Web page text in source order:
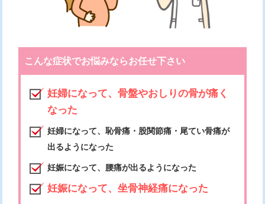
こんな症状でお悩みならお任せ下さい
妊婦になって、骨盤やおしりの骨が痛く
なった
妊婦になって、恥骨痛・股関節痛・尾てい骨痛が
出るようになった
妊娠になって、腰痛が出るようになった
妊娠になって、坐骨神経痛になった